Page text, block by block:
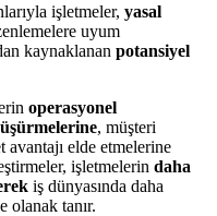
işletmeler, yasal
uyum
kaynaklanan potansiyel
operasyonel
, müşteri
avantajı elde etmelerine
işletmelerin daha
iş dünyasında daha
olanak tanır.